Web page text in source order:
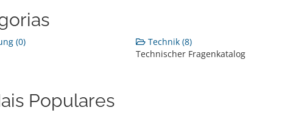
(0)
Technik (8)
Technischer Fragenkatalog
Populares